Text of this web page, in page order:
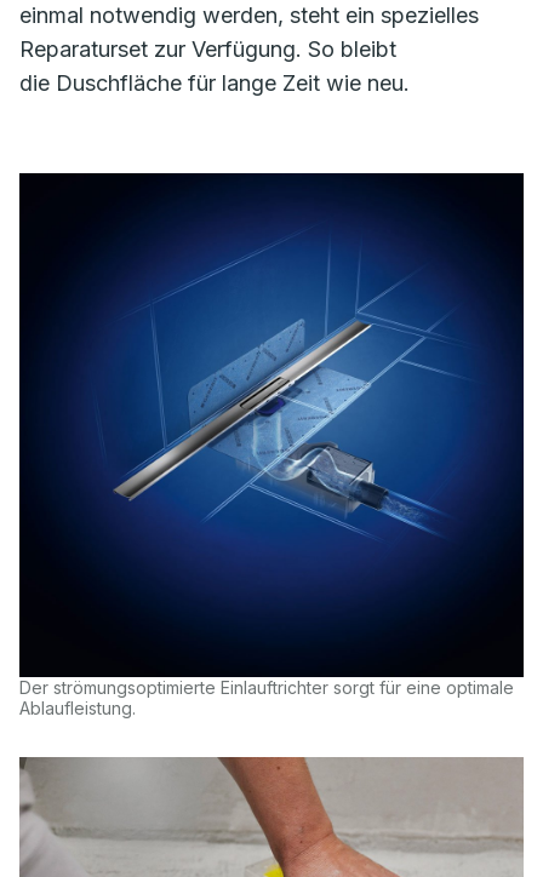
einmal notwendig werden, steht ein spezielles
Reparaturset zur Verfügung. So bleibt
die Duschfläche für lange Zeit wie neu.
Der strömungsoptimierte Einlauftrichter sorgt für eine optimale
Ablaufleistung.